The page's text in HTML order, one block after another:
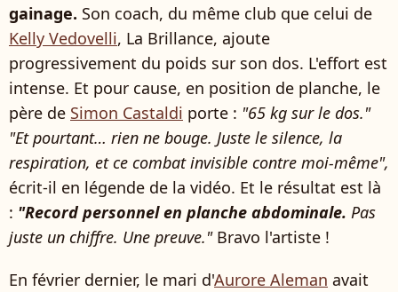
gainage. Son coach, du même club que celui de
Kelly Vedovelli, La Brillance, ajoute
progressivement du poids sur son dos. L'effort est
intense. Et pour cause, en position de planche, le
père de Simon Castaldi porte : "65 kg sur le dos."
"Et pourtant… rien ne bouge. Juste le silence, la
respiration, et ce combat invisible contre moi-même",
écrit-il en légende de la vidéo. Et le résultat est là
: "Record personnel en planche abdominale. Pas
juste un chiffre. Une preuve." Bravo l'artiste !
En février dernier, le mari d'Aurore Aleman avait